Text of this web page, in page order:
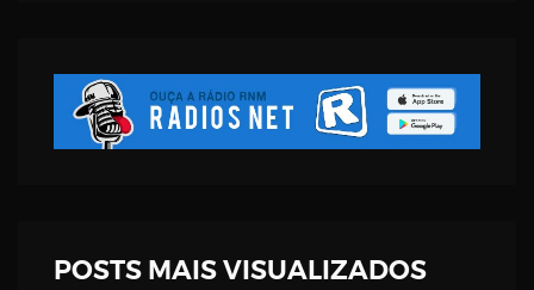
Password
POSTS MAIS VISUALIZADOS